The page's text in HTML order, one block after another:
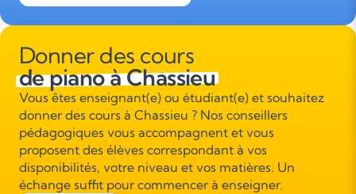
Donner des cours
de piano à Chassieu
Vous êtes enseignant(e) ou étudiant(e) et souhaitez
donner des cours à Chassieu ? Nos conseillers
pédagogiques vous accompagnent et vous
proposent des élèves correspondant à vos
disponibilités, votre niveau et vos matières. Un
échange suffit pour commencer à enseigner.